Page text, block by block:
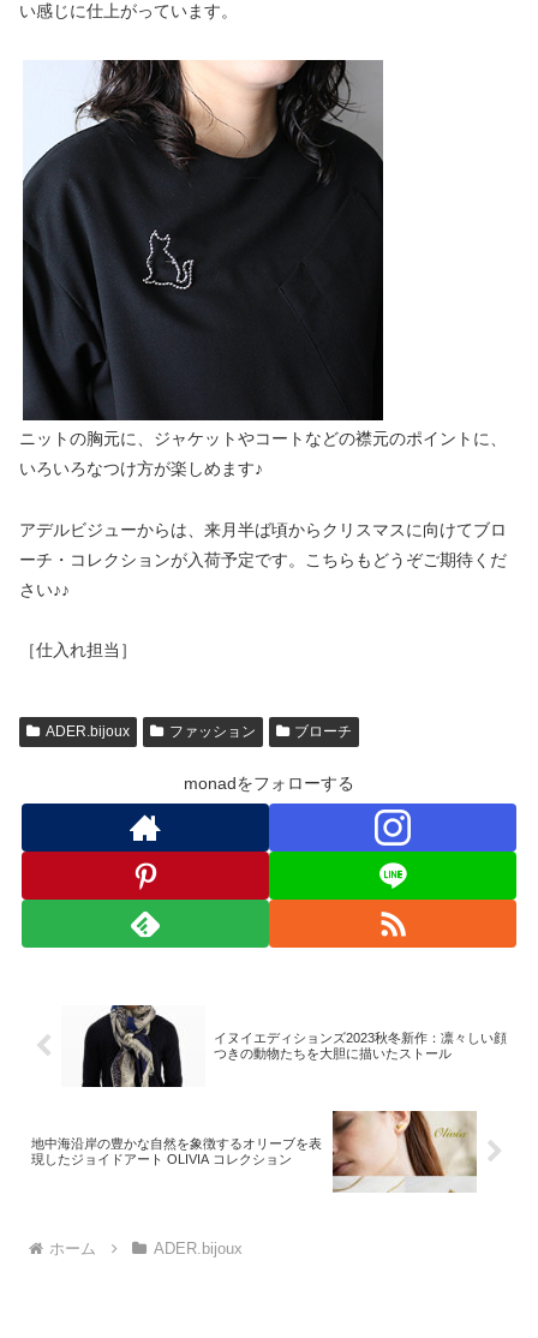
い感じに仕上がっています。
ニットの胸元に、ジャケットやコートなどの襟元のポイントに、
いろいろなつけ方が楽しめます♪
アデルビジューからは、来月半ば頃からクリスマスに向けてブロ
ーチ・コレクションが入荷予定です。こちらもどうぞご期待くだ
さい♪♪
［仕入れ担当］
ADER.bijoux ファッション ブローチ
monadをフォローする
イヌイエディションズ2023秋冬新作：凛々しい顔
つきの動物たちを大胆に描いたストール
地中海沿岸の豊かな自然を象徴するオリーブを表
現したジョイドアート OLIVIA コレクション
ホーム ADER.bijoux